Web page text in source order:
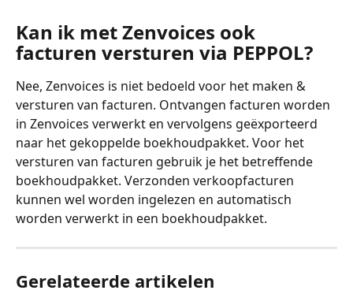
Kan ik met Zenvoices ook
facturen versturen via PEPPOL?
Nee, Zenvoices is niet bedoeld voor het maken &
versturen van facturen. Ontvangen facturen worden
in Zenvoices verwerkt en vervolgens geëxporteerd
naar het gekoppelde boekhoudpakket. Voor het
versturen van facturen gebruik je het betreffende
boekhoudpakket. Verzonden verkoopfacturen
kunnen wel worden ingelezen en automatisch
worden verwerkt in een boekhoudpakket.
Gerelateerde artikelen